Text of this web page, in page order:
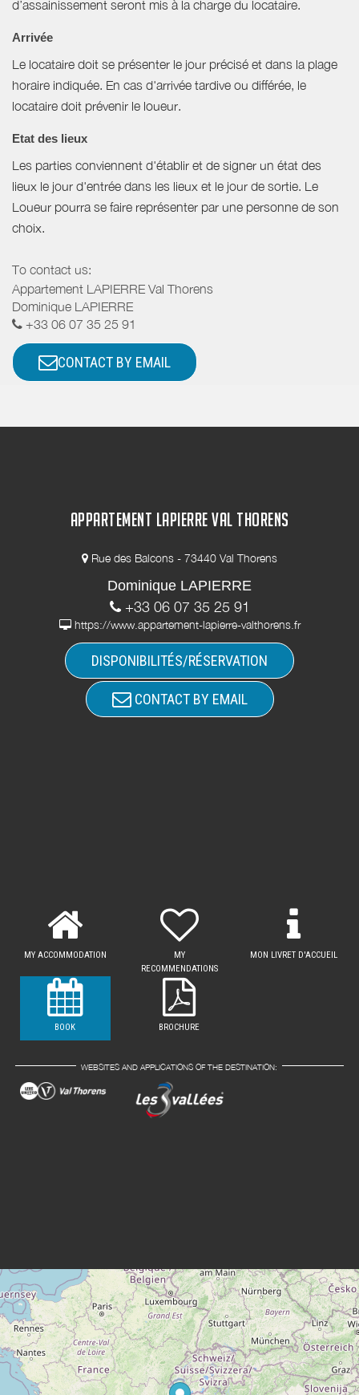
d’assainissement seront mis à la charge du locataire.
Arrivée
Le locataire doit se présenter le jour précisé et dans la plage
horaire indiquée. En cas d'arrivée tardive ou différée, le
locataire doit prévenir le loueur.
Etat des lieux
Les parties conviennent d'établir et de signer un état des
lieux le jour d'entrée dans les lieux et le jour de sortie. Le
Loueur pourra se faire représenter par une personne de son
choix.
To contact us:
Appartement LAPIERRE Val Thorens
Dominique LAPIERRE
+33 06 07 35 25 91
CONTACT BY EMAIL
APPARTEMENT LAPIERRE VAL THORENS
Rue des Balcons - 73440 Val Thorens
Dominique LAPIERRE
+33 06 07 35 25 91
https://www.appartement-lapierre-valthorens.fr
DISPONIBILITÉS/RÉSERVATION
CONTACT BY EMAIL
MY ACCOMMODATION
MY
RECOMMENDATIONS
MON LIVRET D'ACCUEIL
BOOK BROCHURE
WEBSITES AND APPLICATIONS OF THE DESTINATION: